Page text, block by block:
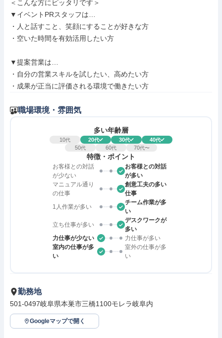
＜こんな方にピッタリです＞
▼イベントPRスタッフは…
・人と話すこと、笑顔にすることが好きな方
・空いた時間を有効活用したい方
▼提案営業は…
・自分の営業スキルを試したい、高めたい方
・成果が正当に評価される環境で働きたい方
職場環境・雰囲気
多い年齢層
10代 20代 30代 40代
50代 60代 70代〜
特徴・ポイント
お客様との対話
が少ない
お客様との対話
が多い
マニュアル通り
の仕事
創意工夫の多い
仕事
1人作業が多い
チーム作業が多
い
立ち仕事が多い
デスクワークが
多い
力仕事が少ない
力仕事が多い
室内の仕事が多
い
室外の仕事が多
い
勤務地
501-0497岐阜県本巣市三橋1100モレラ岐阜内
Googleマップで開く